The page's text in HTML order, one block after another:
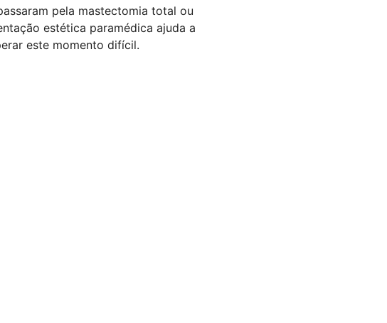
pela mastectomia total ou
estética paramédica ajuda a
este momento difícil.